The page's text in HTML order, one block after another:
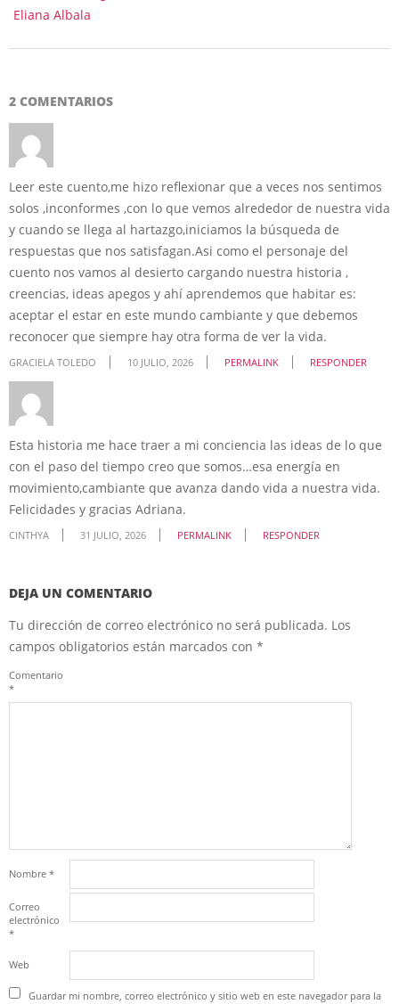
Eliana Albala
2 COMENTARIOS
Leer este cuento,me hizo reflexionar que a veces nos sentimos
solos ,inconformes ,con lo que vemos alrededor de nuestra vida
y cuando se llega al hartazgo,iniciamos la búsqueda de
respuestas que nos satisfagan.Asi como el personaje del
cuento nos vamos al desierto cargando nuestra historia ,
creencias, ideas apegos y ahí aprendemos que habitar es:
aceptar el estar en este mundo cambiante y que debemos
reconocer que siempre hay otra forma de ver la vida.
GRACIELA TOLEDO 10 JULIO, 2026 PERMALINK RESPONDER
Esta historia me hace traer a mi conciencia las ideas de lo que
con el paso del tiempo creo que somos…esa energía en
movimiento,cambiante que avanza dando vida a nuestra vida.
Felicidades y gracias Adriana.
CINTHYA 31 JULIO, 2026 PERMALINK RESPONDER
DEJA UN COMENTARIO
Tu dirección de correo electrónico no será publicada. Los
campos obligatorios están marcados con *
Comentario
*
Nombre *
Correo
electrónico
*
Web
Guardar mi nombre, correo electrónico y sitio web en este navegador para la